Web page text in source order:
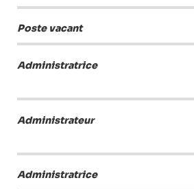
Poste vacant
Administratrice
Administrateur
Administratrice